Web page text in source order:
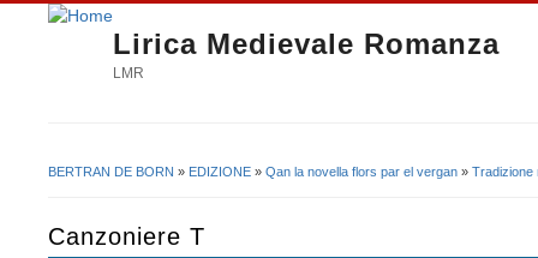
Lirica Medievale Romanza
LMR
BERTRAN DE BORN » EDIZIONE » Qan la novella flors par el vergan » Tradizione
Canzoniere T